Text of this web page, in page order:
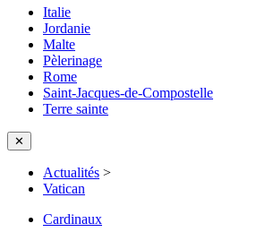
Italie
Jordanie
Malte
Pèlerinage
Rome
Saint-Jacques-de-Compostelle
Terre sainte
✕
Actualités >
Vatican
Cardinaux